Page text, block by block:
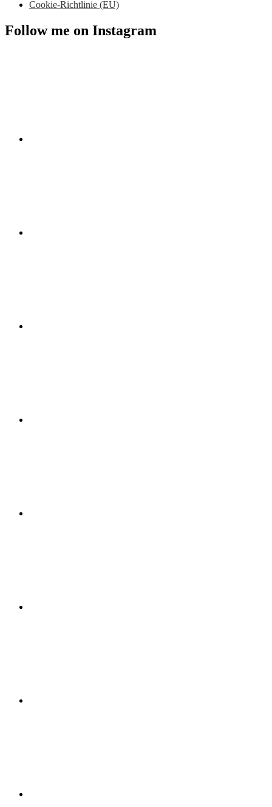
Cookie-Richtlinie (EU)
Follow me on Instagram